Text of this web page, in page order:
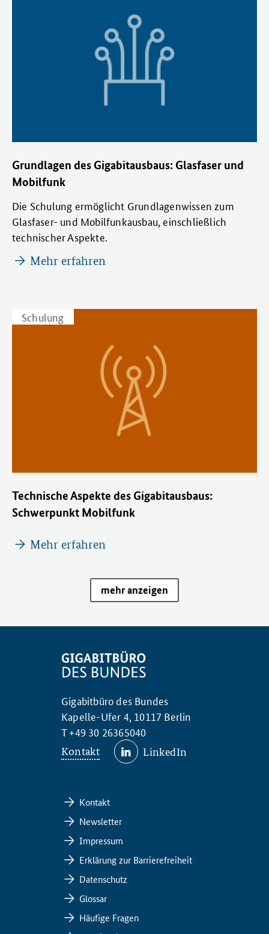
Grundlagen des Gigabitausbaus: Glasfaser und
Mobilfunk
Die Schulung ermöglicht Grundlagenwissen zum
Glasfaser- und Mobilfunkausbau, einschließlich
technischer Aspekte.
Mehr erfahren
Schulung
Technische Aspekte des Gigabitausbaus:
Schwerpunkt Mobilfunk
Mehr erfahren
mehr anzeigen
Gigabitbüro des Bundes
Kapelle-Ufer 4, 10117 Berlin
T +49 30 26365040
Kontakt LinkedIn
Kontakt
Newsletter
Impressum
Erklärung zur Barrierefreiheit
Datenschutz
Glossar
Häufige Fragen